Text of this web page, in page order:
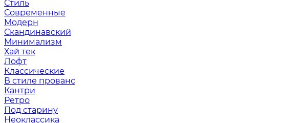
Стиль
Современные
Модерн
Скандинавский
Минимализм
Хай тек
Лофт
Классические
В стиле прованс
Кантри
Ретро
Под старину
Неоклассика